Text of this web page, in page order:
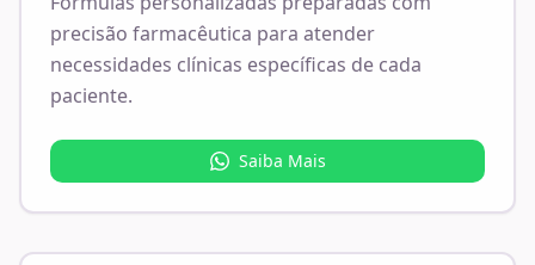
precisão farmacêutica para atender
necessidades clínicas específicas de cada
paciente.
Saiba Mais